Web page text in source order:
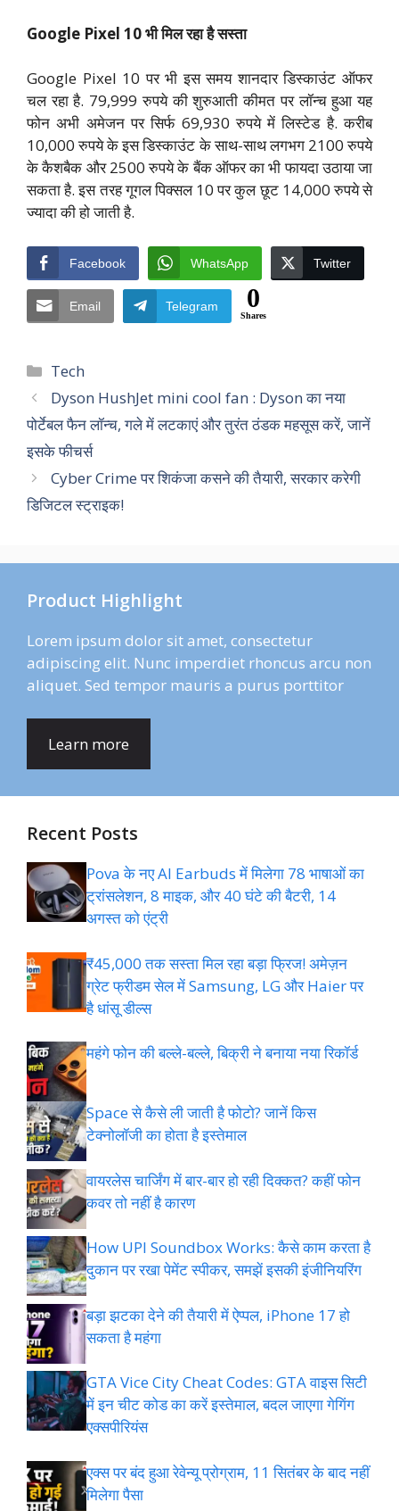
Google Pixel 10 भी मिल रहा है सस्ता
Google Pixel 10 पर भी इस समय शानदार डिस्काउंट ऑफर
चल रहा है. 79,999 रुपये की शुरुआती कीमत पर लॉन्च हुआ यह
फोन अभी अमेजन पर सिर्फ 69,930 रुपये में लिस्टेड है. करीब
10,000 रुपये के इस डिस्काउंट के साथ-साथ लगभग 2100 रुपये
के कैशबैक और 2500 रुपये के बैंक ऑफर का भी फायदा उठाया जा
सकता है. इस तरह गूगल पिक्सल 10 पर कुल छूट 14,000 रुपये से
ज्यादा की हो जाती है.
Facebook WhatsApp Twitter
Email Telegram 0
Shares
Categories
Tech
Dyson HushJet mini cool fan : Dyson का नया
पोर्टेबल फैन लॉन्च, गले में लटकाएं और तुरंत ठंडक महसूस करें, जानें
इसके फीचर्स
Cyber Crime पर शिकंजा कसने की तैयारी, सरकार करेगी
डिजिटल स्ट्राइक!
Product Highlight
Lorem ipsum dolor sit amet, consectetur
adipiscing elit. Nunc imperdiet rhoncus arcu non
aliquet. Sed tempor mauris a purus porttitor
Learn more
Recent Posts
Pova के नए AI Earbuds में मिलेगा 78 भाषाओं का
ट्रांसलेशन, 8 माइक, और 40 घंटे की बैटरी, 14
अगस्त को एंट्री
₹45,000 तक सस्ता मिल रहा बड़ा फ्रिज! अमेज़न
ग्रेट फ्रीडम सेल में Samsung, LG और Haier पर
है धांसू डील्स
महंगे फोन की बल्ले-बल्ले, बिक्री ने बनाया नया रिकॉर्ड
Space से कैसे ली जाती है फोटो? जानें किस
टेक्नोलॉजी का होता है इस्तेमाल
वायरलेस चार्जिंग में बार-बार हो रही दिक्कत? कहीं फोन
कवर तो नहीं है कारण
How UPI Soundbox Works: कैसे काम करता है
दुकान पर रखा पेमेंट स्पीकर, समझें इसकी इंजीनियरिंग
बड़ा झटका देने की तैयारी में ऐप्पल, iPhone 17 हो
सकता है महंगा
GTA Vice City Cheat Codes: GTA वाइस सिटी
में इन चीट कोड का करें इस्तेमाल, बदल जाएगा गेगिंग
एक्सपीरियंस
एक्स पर बंद हुआ रेवेन्यू प्रोग्राम, 11 सितंबर के बाद नहीं
मिलेगा पैसा